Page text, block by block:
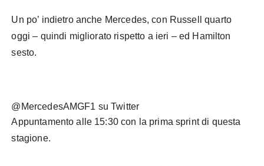
Un po’ indietro anche Mercedes, con Russell quarto
oggi – quindi migliorato rispetto a ieri – ed Hamilton
sesto.
@MercedesAMGF1 su Twitter
Appuntamento alle 15:30 con la prima sprint di questa
stagione.